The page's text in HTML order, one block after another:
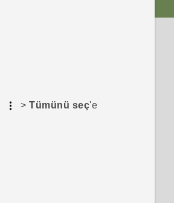
>Tümünü seç'e